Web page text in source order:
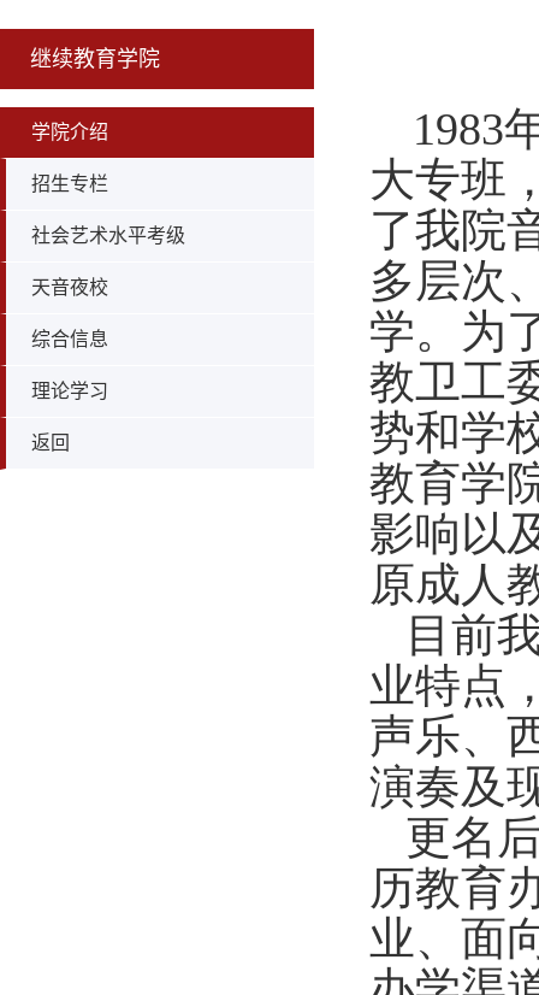
继续教育学院
学院介绍
招生专栏
社会艺术水平考级
天音夜校
综合信息
理论学习
返回
1983
大专班
了我院
多层次
学。为
教卫工
势和学
教育学
影响以
原成人
目前
业特点
声乐、
演奏及
更名
历教育
业、面